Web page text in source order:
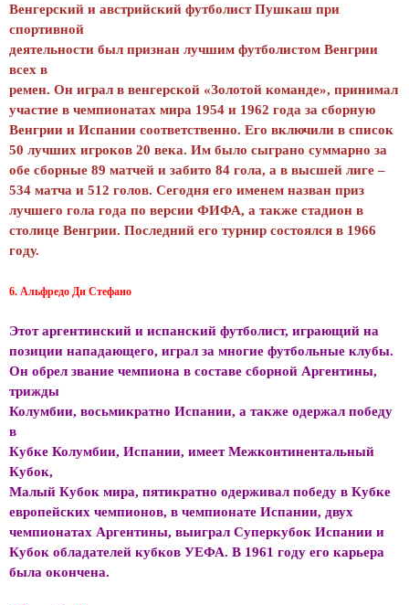
Венгерский и австрийский футболист Пушкаш при
спортивной
деятельности был признан лучшим футболистом Венгрии
всех в
ремен. Он играл в венгерской «Золотой команде», принимал
участие в чемпионатах мира 1954 и 1962 года за сборную
Венгрии и Испании соответственно. Его включили в список
50 лучших игроков 20 века. Им было сыграно суммарно за
обе сборные 89 матчей и забито 84 гола, а в высшей лиге –
534 матча и 512 голов. Сегодня его именем назван приз
лучшего гола года по версии ФИФА, а также стадион в
столице Венгрии. Последний его турнир состоялся в 1966
году.
6. Альфредо Ди Стефано
Этот аргентинский и испанский футболист, играющий на
позиции нападающего, играл за многие футбольные клубы.
Он обрел звание чемпиона в составе сборной Аргентины,
трижды
Колумбии, восьмикратно Испании, а также одержал победу
в
Кубке Колумбии, Испании, имеет Межконтинентальный
Кубок,
Малый Кубок мира, пятикратно одерживал победу в Кубке
европейских чемпионов, в чемпионате Испании, двух
чемпионатах Аргентины, выиграл Суперкубок Испании и
Кубок обладателей кубков УЕФА. В 1961 году его карьера
была окончена.